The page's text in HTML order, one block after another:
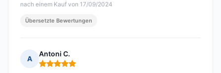
nach einem Kauf von 17/09/2024
Übersetzte Bewertungen
A
Antoni C.
Hinweis: 5 von 5